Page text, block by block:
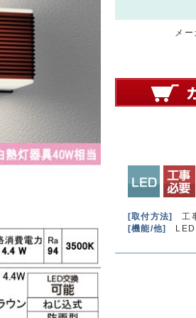
メ
[取付方法]
工
[機能/他]
LED